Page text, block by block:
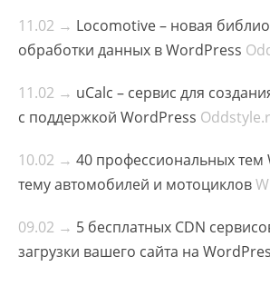
11.02 → Locomotive – новая
обработки данных в WordPress
11.02 → uCalc – сервис для
с поддержкой WordPress
10.02 → 40 профессиональных тем
тему автомобилей и мотоциклов
09.02 → 5 бесплатных CDN
загрузки вашего сайта на